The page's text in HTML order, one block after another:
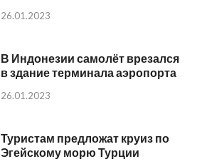
26.01.2023
В Индонезии самолёт врезался
в здание терминала аэропорта
26.01.2023
Туристам предложат круиз по
Эгейскому морю Турции